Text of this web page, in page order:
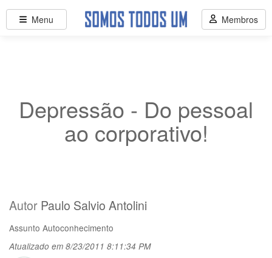
Depressão - Do pessoal
ao corporativo!
Autor Paulo Salvio Antolini
Assunto Autoconhecimento
Atualizado em 8/23/2011 8:11:34 PM
Menu Membros